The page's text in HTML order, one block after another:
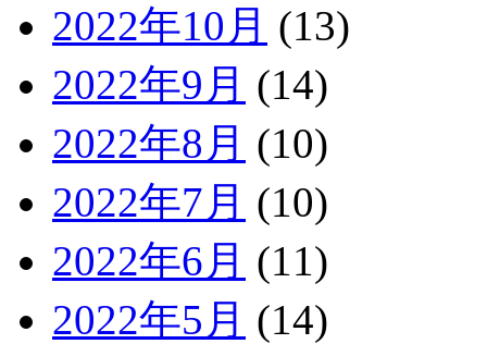
2022年10月 (13)
2022年9月 (14)
2022年8月 (10)
2022年7月 (10)
2022年6月 (11)
2022年5月 (14)